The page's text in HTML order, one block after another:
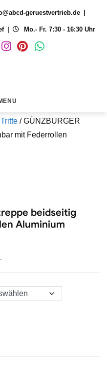
geruestvertrieb.de
Mo.- Fr. 7:30 - 16:30 Uhr
/ GÜNZBURGER
mit Federrollen
beidseitig
Aluminium